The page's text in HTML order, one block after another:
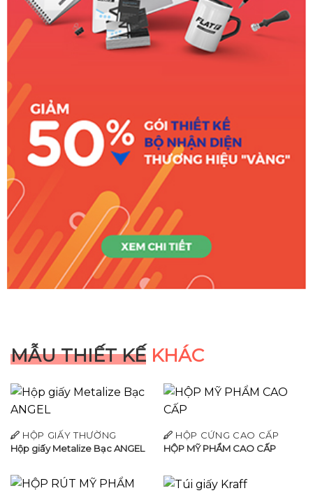
MẪU THIẾT KẾ KHÁC
HỘP GIẤY THƯỜNG
Hộp giấy Metalize Bạc ANGEL
HỘP CỨNG CAO CẤP
HỘP MỸ PHẨM CAO CẤP